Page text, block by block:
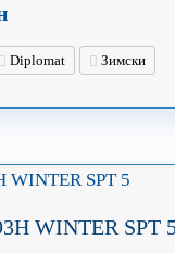
Diplomat Зимски
WINTER SPT